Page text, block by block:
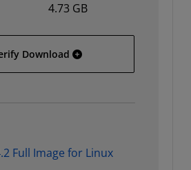
4.73 GB
Download Vivado 2014.2 Full
Full Image for Linux